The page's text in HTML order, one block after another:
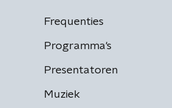
Frequenties
Programma's
Presentatoren
Muziek